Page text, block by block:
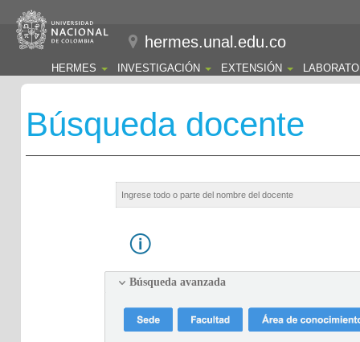
hermes.unal.edu.co
HERMES INVESTIGACIÓN EXTENSIÓN
Búsqueda docente
Búsqueda avanzada